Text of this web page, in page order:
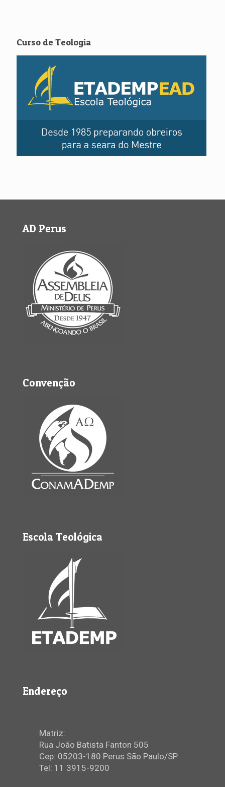
Curso de Teologia
AD Perus
Convenção
Escola Teológica
Endereço
Matriz:
Rua João Batista Fanton 505
Cep: 05203-180 Perus São Paulo/SP
Tel: 11 3915-9200